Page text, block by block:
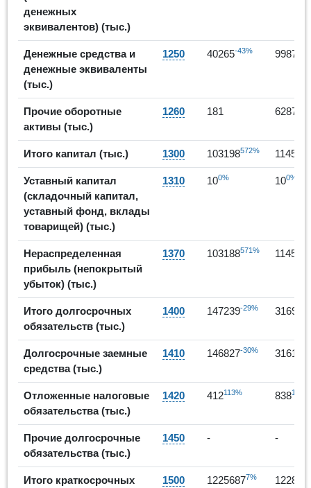
денежных
эквивалентов) (тыс.)
Денежные средства и
денежные эквиваленты
(тыс.)
1250 40265-43% 99871
Прочие оборотные
активы (тыс.)
1260 181 62877
Итого капитал (тыс.) 1300 103198572% 114539
Уставный капитал
(складочный капитал,
уставный фонд, вклады
товарищей) (тыс.)
1310 100% 100%
Нераспределенная
прибыль (непокрытый
убыток) (тыс.)
1370 103188571% 114529
Итого долгосрочных
обязательств (тыс.)
1400 147239-29% 316983
Долгосрочные заемные
средства (тыс.)
1410 146827-30% 316145
Отложенные налоговые
обязательства (тыс.)
1420 412113% 838103%
Прочие долгосрочные
обязательства (тыс.)
1450 - -
Итого краткосрочных
1500 12256877%